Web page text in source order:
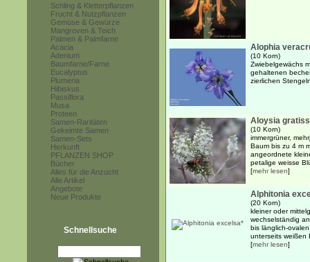
Schling & Kletterpflanzen
Frucht & Nutzpflanzen
Gemüse & Gewürze
Mangroven & Teich
Palmen & Palmfarne
Acacia
Adenium
Baumfarne/Farne
Eucalyptus
Plumeria
Hibiskus
Passiflora
Musa
Proteen
Samen-Raritäten
Gekeimte Samen
Samen-Sets
Herkunft
PFLANZEN SHOP
Bücher
Alles für die Anzucht
Alle Artikel
Angebote
Neue Produkte
Schnellsuche
Alophia
(10 Korn)
Zwiebelgewächs
gehaltenen
zierlichen
Aloysia
(10 Korn)
immergrüner,
Baum bis zu 4 m
angeordnete
petalige weisse
[mehr lesen]
Alphitonia
(20 Korn)
kleiner oder
wechselständig
bis länglich-
unterseits weißen
[mehr lesen]